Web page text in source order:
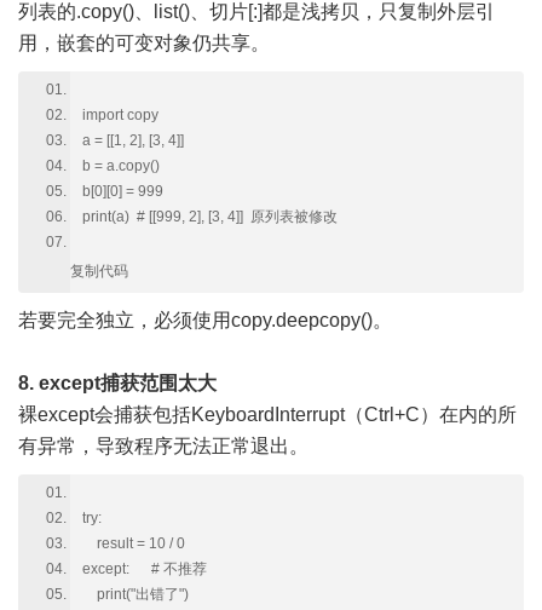
列表的.copy()、list()、切片[:]都是浅拷贝，只复制外层引
用，嵌套的可变对象仍共享。
import copy
a = [[1, 2], [3, 4]]
b = a.copy()
b[0][0] = 999
print(a) # [[999, 2], [3, 4]] 原列表被修改
复制代码
若要完全独立，必须使用copy.deepcopy()。
8. except捕获范围太大
裸except会捕获包括KeyboardInterrupt（Ctrl+C）在内的所
有异常，导致程序无法正常退出。
try:
result = 10 / 0
except: # 不推荐
print("出错了")